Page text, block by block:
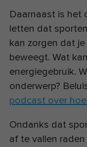
Daarnaast is het
letten dat
kan zorgen dat
beweegt. Wat
energiegebruik.
onderwerp?
podcast over
Ondanks dat
af te vallen